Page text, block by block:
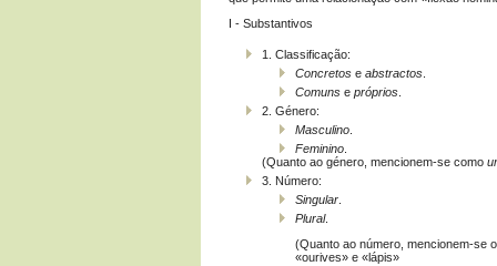
I - Substantivos
1. Classificação:
Concretos e abstractos
Comuns e próprios
2. Género:
Masculino
Feminino
(Quanto ao género, mencionem-se como
3. Número:
Singular
Plural.
(Quanto ao número, mencionem-se
«ourives» e «lápis»